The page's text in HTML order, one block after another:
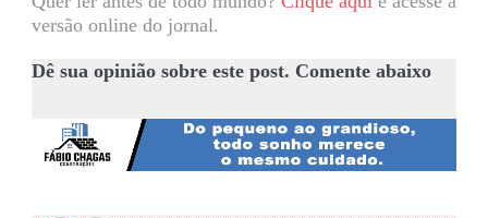
versão online do jornal.
Dê sua opinião sobre este post. Comente abaixo